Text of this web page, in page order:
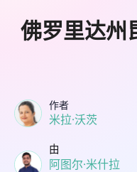
佛罗里达州
作者
米拉·沃茨
由
阿图尔·米什拉